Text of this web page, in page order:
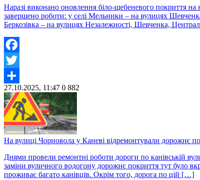
Наразі виконано оновлення біло-щебеневого покриття
завершено роботи: у селі Мельники – на вулицях
Беркозівка – на вулицях Незалежності, Шевченка,
Facebook
Twitter
Share
27.10.2025, 11:47 0 882
На вулиці Чорновола у Каневі відремонтували дорожнє
Днями провели ремонтні роботи дороги по канівській
заміни вуличного водогону дорожнє покриття тут було
проживає багато канівців. Окрім того, дорога по цій […]